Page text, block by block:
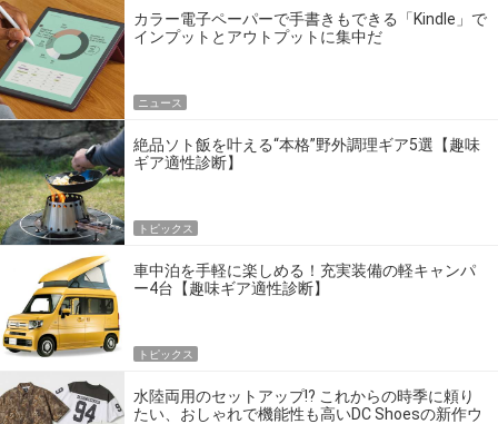
カラー電子ペーパーで手書きもできる「Kindle」で
インプットとアウトプットに集中だ
ニュース
絶品ソト飯を叶える“本格”野外調理ギア5選【趣味
ギア適性診断】
トピックス
車中泊を手軽に楽しめる！充実装備の軽キャンパ
ー4台【趣味ギア適性診断】
トピックス
水陸両用のセットアップ!? これからの時季に頼り
たい、おしゃれで機能性も高いDC Shoesの新作ウ